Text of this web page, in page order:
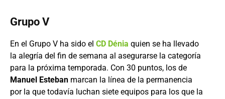
Grupo V
En el Grupo V ha sido el CD Dénia quien se ha llevado
la alegría del fin de semana al asegurarse la categoría
para la próxima temporada. Con 30 puntos, los de
Manuel Esteban marcan la línea de la permanencia
por la que todavía luchan siete equipos para los que la